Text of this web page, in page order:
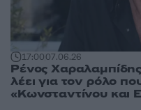
17:0007.06.26
Ρένος
λέει για τον ρόλο
«Κωνσταντίνου και